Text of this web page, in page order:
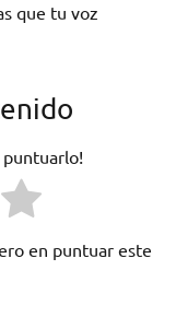
que tu voz
puntuarlo!
en puntuar este